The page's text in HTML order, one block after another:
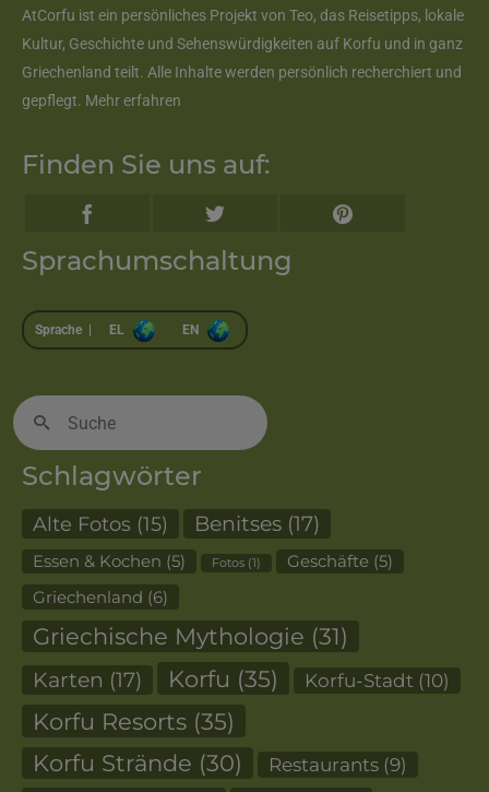
AtCorfu ist ein persönliches Projekt von Teo, das Reisetipps, lokale
Kultur, Geschichte und Sehenswürdigkeiten auf Korfu und in ganz
Griechenland teilt. Alle Inhalte werden persönlich recherchiert und
gepflegt. Mehr erfahren
Finden Sie uns auf:
Sprachumschaltung
Sprache | EL EN
Suche
nach:
Schlagwörter
Alte Fotos (15) Benitses (17)
Essen & Kochen (5) Fotos (1) Geschäfte (5)
Griechenland (6)
Griechische Mythologie (31)
Karten (17) Korfu (35) Korfu-Stadt (10)
Korfu Resorts (35)
Korfu Strände (30) Restaurants (9)